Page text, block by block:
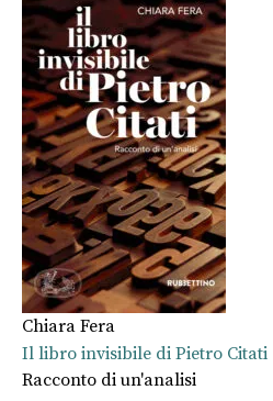
Chiara Fera
Il libro invisibile di Pietro Citati
Racconto di un'analisi